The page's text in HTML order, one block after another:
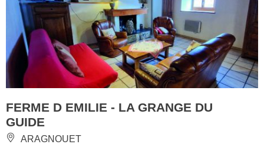
FERME D EMILIE - LA GRANGE DU
GUIDE
ARAGNOUET